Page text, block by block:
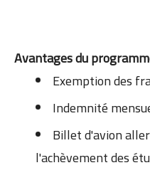
Avantages du
Exemption des
Indemnité
Billet d'avion
l'achèvement des